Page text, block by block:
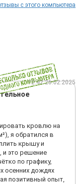
с этого компьютера
12:42 26.02.2025
кровлю на
я обратился в
крышу и
и это решение
по графику,
осенних дождях
позитивный опыт,